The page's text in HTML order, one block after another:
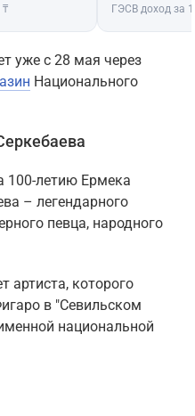
₸ ГЭСВ доход за
уже с 28 мая через
Национального
100-летию Ермека
– легендарного
певца, народного
артиста, которого
в "Севильском
национальной